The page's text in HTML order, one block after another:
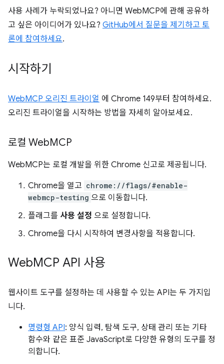
사용 사례가 누락되었나요? 아니면 WebMCP에 관해 공유하
고 싶은 아이디어가 있나요? GitHub에서 질문을 제기하고 토
론에 참여하세요.
시작하기
WebMCP 오리진 트라이얼 에 Chrome 149부터 참여하세요.
오리진 트라이얼을 시작하는 방법을 자세히 알아보세요.
로컬 WebMCP
WebMCP는 로컬 개발을 위한 Chrome 신고로 제공됩니다.
Chrome을 열고 chrome://flags/#enable-
webmcp-testing 으로 이동합니다.
플래그를 사용 설정 으로 설정합니다.
Chrome을 다시 시작하여 변경사항을 적용합니다.
WebMCP API 사용
웹사이트 도구를 설정하는 데 사용할 수 있는 API는 두 가지입
니다.
명령형 API: 양식 입력, 탐색 도구, 상태 관리 또는 기타
함수와 같은 표준 JavaScript로 다양한 유형의 도구를 정
의합니다.